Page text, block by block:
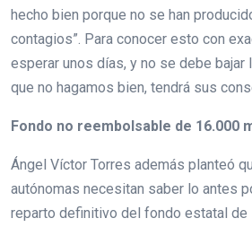
hecho bien porque no se han
contagios”. Para conocer esto con
esperar unos días, y no se debe bajar
que no hagamos bien, tendrá sus
Fondo no reembolsable de 16.000
Ángel Víctor Torres además planteó
autónomas necesitan saber lo antes
reparto definitivo del fondo estatal de